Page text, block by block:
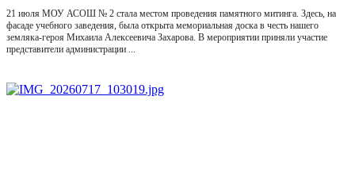
21 июля МОУ АСОШ № 2 стала местом проведения памятного митинга. Здесь, на
фасаде учебного заведения, была открыта мемориальная доска в честь нашего
земляка-героя Михаила Алексеевича Захарова. В мероприятии приняли участие
представители администрации ...